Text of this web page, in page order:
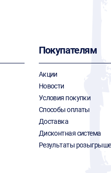
Покупателям
Акции
Новости
Условия покупки
Способы оплаты
Доставка
Дисконтная система
Результаты